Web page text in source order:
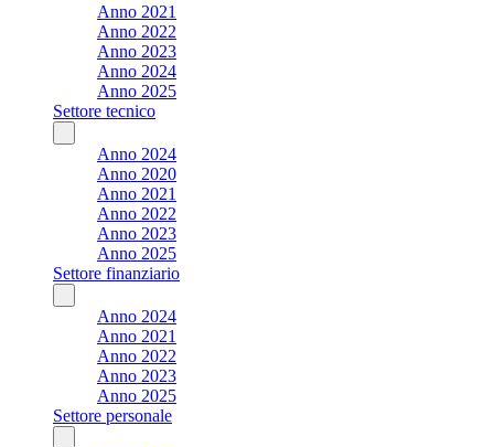
Anno 2021
Anno 2022
Anno 2023
Anno 2024
Anno 2025
Settore tecnico
Anno 2024
Anno 2020
Anno 2021
Anno 2022
Anno 2023
Anno 2025
Settore finanziario
Anno 2024
Anno 2021
Anno 2022
Anno 2023
Anno 2025
Settore personale